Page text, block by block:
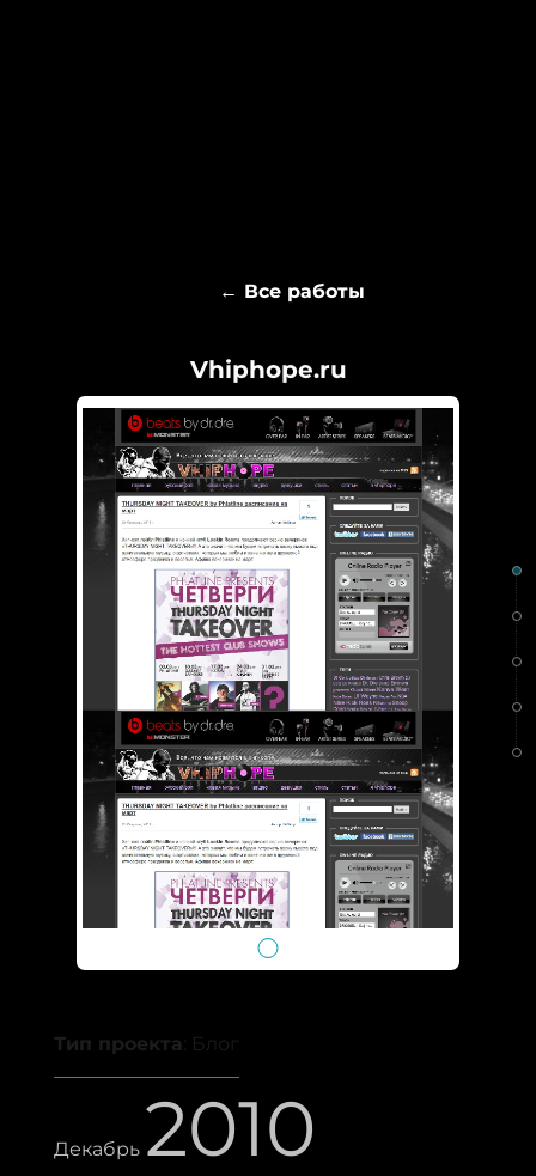
← Все работы
Vhiphope.ru
Тип проекта: Блог
Декабрь 2010